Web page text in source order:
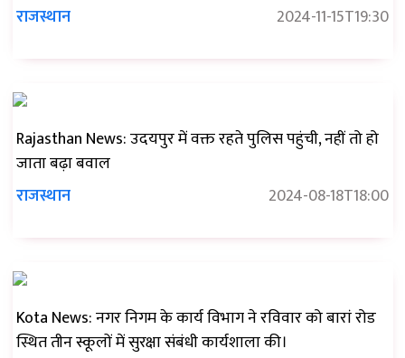
राजस्थान
2024-11-15T19:30
Rajasthan News: उदयपुर में वक्त रहते पुलिस पहुंची, नहीं तो हो
जाता बढ़ा बवाल
राजस्थान
2024-08-18T18:00
Kota News: नगर निगम के कार्य विभाग ने रविवार को बारां रोड
स्थित तीन स्कूलों में सुरक्षा संबंधी कार्यशाला की।